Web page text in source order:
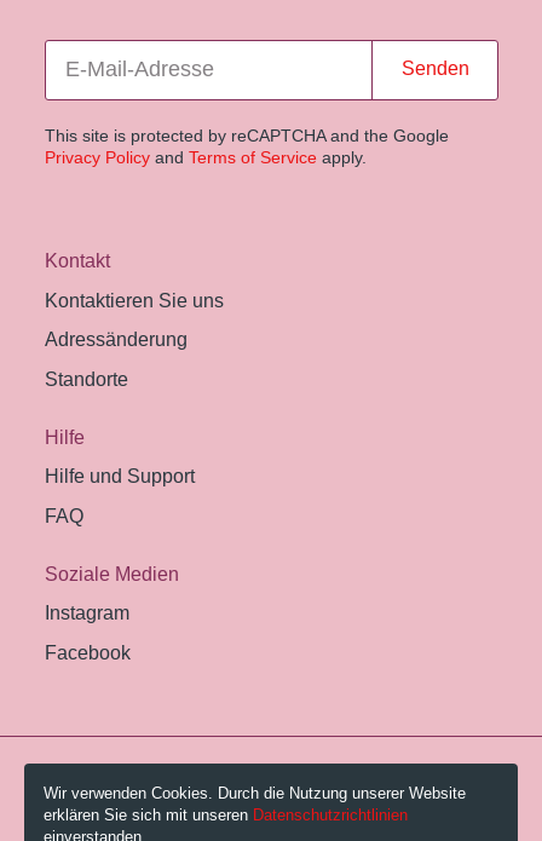
Senden
This site is protected by reCAPTCHA and the Google
Privacy Policyand Terms of Service apply.
Kontakt
Kontaktieren Sie uns
Adressänderung
Standorte
Hilfe
Hilfe und Support
FAQ
Soziale Medien
Instagram
Facebook
© 2026 Pestalozzi-Bibliothek Zürich.
Impressum
Wir verwenden Cookies. Durch die Nutzung unserer Website
erklären Sie sich mit unseren Datenschutzrichtlinien
einverstanden.